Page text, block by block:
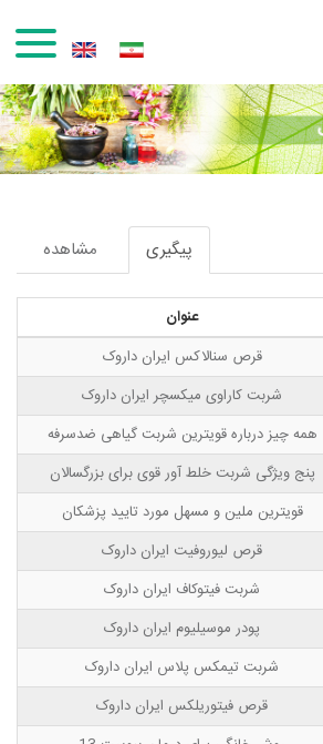
مشاهده پیگیری
فعال)
عنوان
قرص سنالاکس ایران داروک
شربت کاراوی میکسچر ایران داروک
همه چیز درباره قویترین شربت گیاهی ضدسرفه
پنج ویژگی شربت خلط آور قوی برای بزرگسالان
قویترین ملین و مسهل مورد تایید پزشکان
قرص لیوروفیت ایران داروک
شربت فیتوکاف ایران داروک
پودر موسیلیوم ایران داروک
شربت تیمکس پلاس ایران داروک
قرص فیتوریلکس ایران داروک